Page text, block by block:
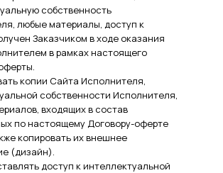
собственность
любые материалы, доступ к
Заказчиком в ходе оказания
в рамках настоящего
копии Сайта Исполнителя,
собственности Исполнителя,
входящих в состав
по настоящему Договору-оферте
копировать их внешнее
(дизайн).
доступ к интеллектуальной